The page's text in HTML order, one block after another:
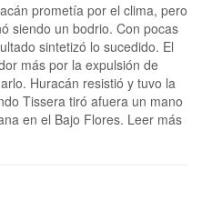
prometía por el clima, pero
siendo un bodrio. Con pocas
sintetizó lo sucedido. El
más por la expulsión de
Huracán resistió y tuvo la
Tissera tiró afuera un mano
en el Bajo Flores. Leer más